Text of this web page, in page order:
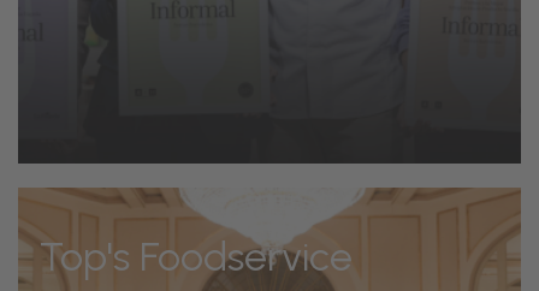
Top's Foodservice